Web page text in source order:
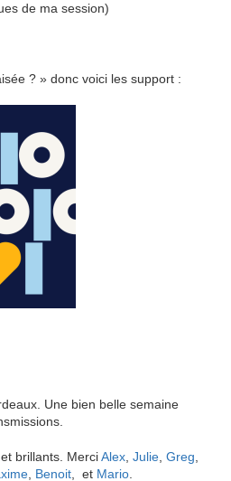
de ma session)
? » donc voici les support :
Une bien belle semaine
brillants. MerciAlex Julie Greg
Benoit , et Mario